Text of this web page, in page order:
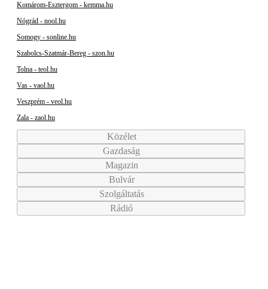
Komárom-Esztergom - kemma.hu
Nógrád - nool.hu
Somogy - sonline.hu
Szabolcs-Szatmár-Bereg - szon.hu
Tolna - teol.hu
Vas - vaol.hu
Veszprém - veol.hu
Zala - zaol.hu
Közélet
Gazdaság
Magazin
Bulvár
Szolgáltatás
Rádió